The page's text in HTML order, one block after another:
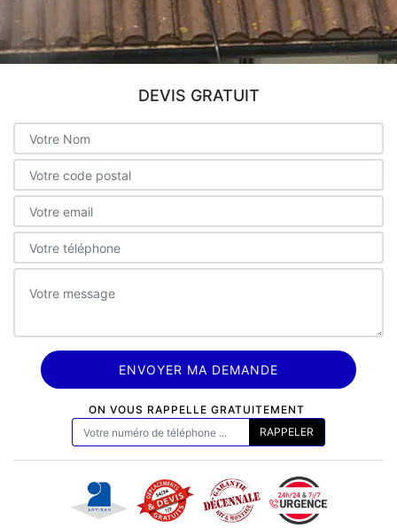
DEVIS GRATUIT
ON VOUS RAPPELLE GRATUITEMENT